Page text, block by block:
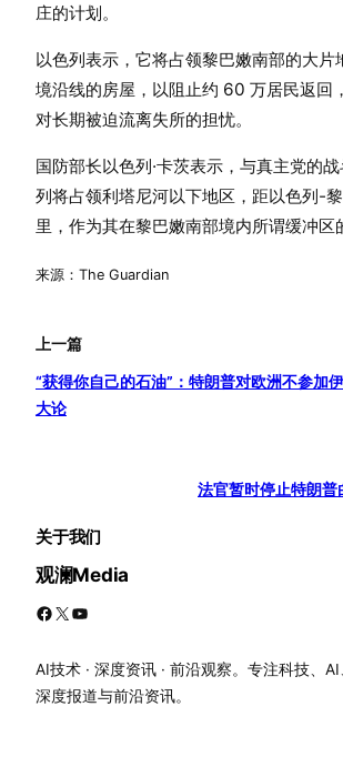
庄的计划。
以色列表示，它将占领黎巴嫩南部的大片
境沿线的房屋，以阻止约 60 万居民返回
对长期被迫流离失所的担忧。
国防部长以色列·卡茨表示，与真主党的
列将占领利塔尼河以下地区，距以色列-
里，作为其在黎巴嫩南部境内所谓缓冲区
来源：The Guardian
上一篇
“获得你自己的石油”：特朗普对欧洲不参加
大论
法官暂时停止特朗普
关于我们
观澜Media
Facebook X YouTube
AI技术 · 深度资讯 · 前沿观察。专注科技、
深度报道与前沿资讯。